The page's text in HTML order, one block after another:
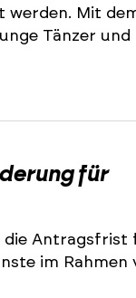
werden. Mit
Tänzer und
für
die Antragsfrist
im